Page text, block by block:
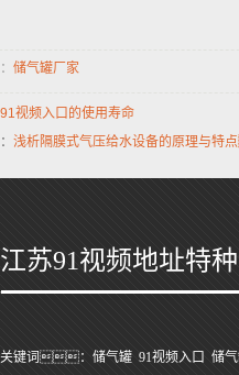
储气罐厂家
91视频入口的使用寿命
浅析隔膜式气压给水设备的原理与特
江苏91视频地址特
关键词： 储气罐 91视频入口 储